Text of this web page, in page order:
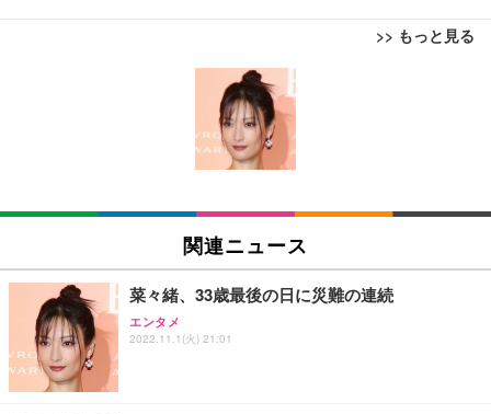
>> もっと見る
[EdoErgo] オフィスチェア 椅子 テレワーク 疲れな
い 跳ね上げ式アームレスト コンパクト 約105度ロッ
キング pc 事務椅子 360度回転 座面昇降 強化ナイロ
ン樹脂ベース 通気性メッシュ 在宅ワーク H-WY01
(黒網+黒枠+黒足)
SIHOO B100 オフィスチェア／デスクチェア メッシ
ュチェア 人間工学 疲れない ブラック
￥27,999
Sezlife オフィスチェア デスクチェア 疲れない テレ
EIZO ビジネス向けプレミアムモニター | FlexScan
EV3240X-WT | 31.5型4K UHD・USB Type-C・ホワ
￥105,595
EIZO ビジネス向けプレミアムモニター | FlexScan
￥109,572
【純正品】27"ゲーミングモニター DualSense 充電
Amazonベーシック ペットシーツ 薄型 レギュラー 1
回使い捨て 無香料 ホワイト 300枚
Amazonベーシック ペットシーツ 厚型 ワイド 42枚
x2袋(84枚) ホワイト(吸収面:ライトブルー)
￥3,234
ネオ・ルーライフ ネオ・オムツ L 中型犬用 26枚入
関連ニュース
菜々緒、33歳最後の日に災難の連続
エンタメ
2022.11.1(火) 21:01